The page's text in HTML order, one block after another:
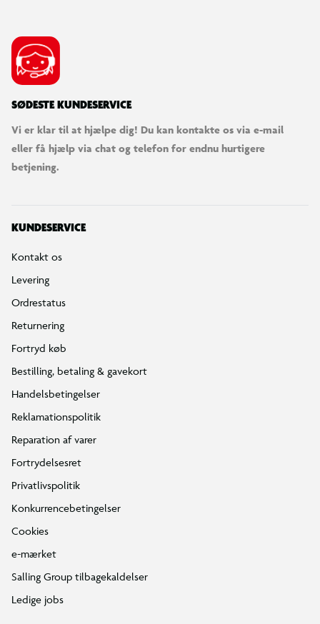
SØDESTE KUNDESERVICE
Vi er klar til at hjælpe dig! Du kan kontakte os via e-mail
eller få hjælp via chat og telefon for endnu hurtigere
betjening.
KUNDESERVICE
Kontakt os
Levering
Ordrestatus
Returnering
Fortryd køb
Bestilling, betaling & gavekort
Handelsbetingelser
Reklamationspolitik
Reparation af varer
Fortrydelsesret
Privatlivspolitik
Konkurrencebetingelser
Cookies
e-mærket
Salling Group tilbagekaldelser
Ledige jobs